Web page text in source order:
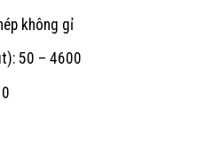
không gỉ
50 – 4600